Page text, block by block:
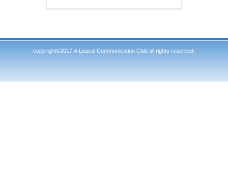
copyright©2017 A Loacal Communication Club all rights reserved.